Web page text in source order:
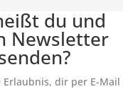
du und
Newsletter
dir per E-Mail